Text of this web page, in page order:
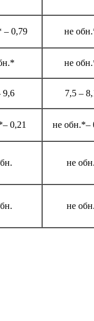
– 0,79 не
не
9,6 7,5 –
0,21 не обн.*­–
не обн.
не обн.